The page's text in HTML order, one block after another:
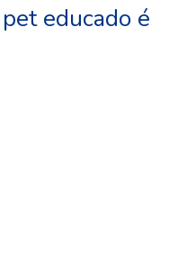
educado é